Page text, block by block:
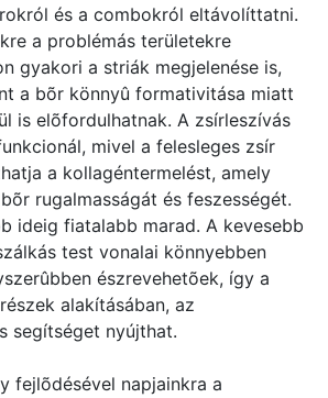
és a combokról eltávolíttatni.
a problémás területekre
gyakori a striák megjelenése is,
a bõr könnyû formativitása miatt
is elõfordulhatnak. A zsírleszívás
mivel a felesleges zsír
a kollagéntermelést, amely
rugalmasságát és feszességét.
ideig fiatalabb marad. A kevesebb
test vonalai könnyebben
észrevehetõek, így a
alakításában, az
segítséget nyújthat.
fejlõdésével napjainkra a